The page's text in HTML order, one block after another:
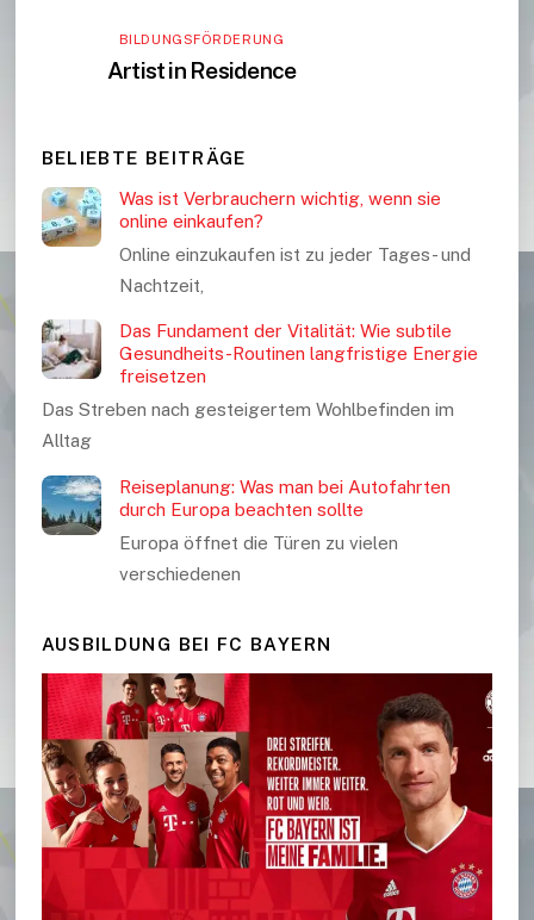
BILDUNGSFÖRDERUNG
Artist in Residence
BELIEBTE BEITRÄGE
Was ist Verbrauchern wichtig, wenn sie
online einkaufen?
Online einzukaufen ist zu jeder Tages- und
Nachtzeit,
Das Fundament der Vitalität: Wie subtile
Gesundheits-Routinen langfristige Energie
freisetzen
Das Streben nach gesteigertem Wohlbefinden im
Alltag
Reiseplanung: Was man bei Autofahrten
durch Europa beachten sollte
Europa öffnet die Türen zu vielen
verschiedenen
AUSBILDUNG BEI FC BAYERN